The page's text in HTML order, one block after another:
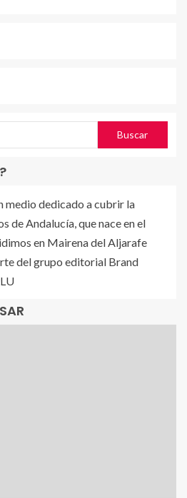
medio dedicado a cubrir la
de Andalucía, que nace en el
en Mairena del Aljarafe
del grupo editorial Brand